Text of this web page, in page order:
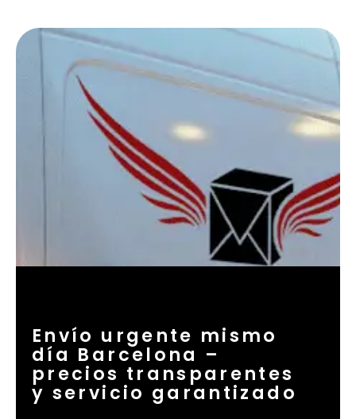
Envío urgente mismo
día Barcelona –
precios transparentes
y servicio garantizado